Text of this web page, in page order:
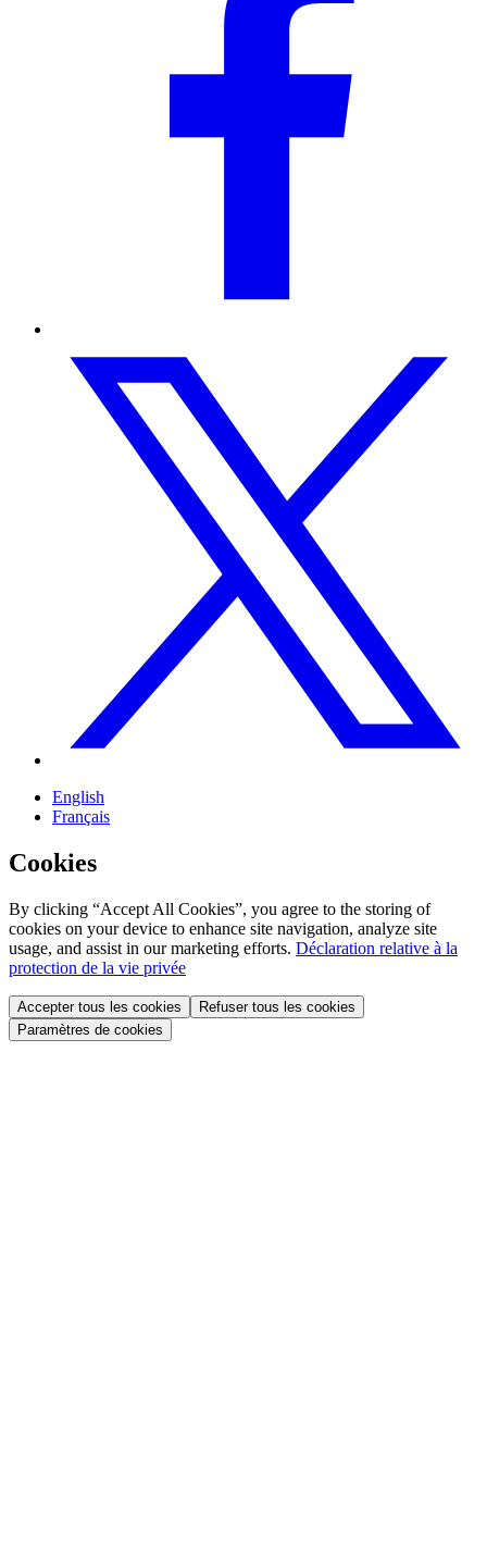
English
Français
Cookies
By clicking “Accept All Cookies”, you agree to the storing of
cookies on your device to enhance site navigation, analyze site
usage, and assist in our marketing efforts. Déclaration relative à la
protection de la vie privée
Accepter tous les cookies
Refuser tous les cookies
Paramètres de cookies